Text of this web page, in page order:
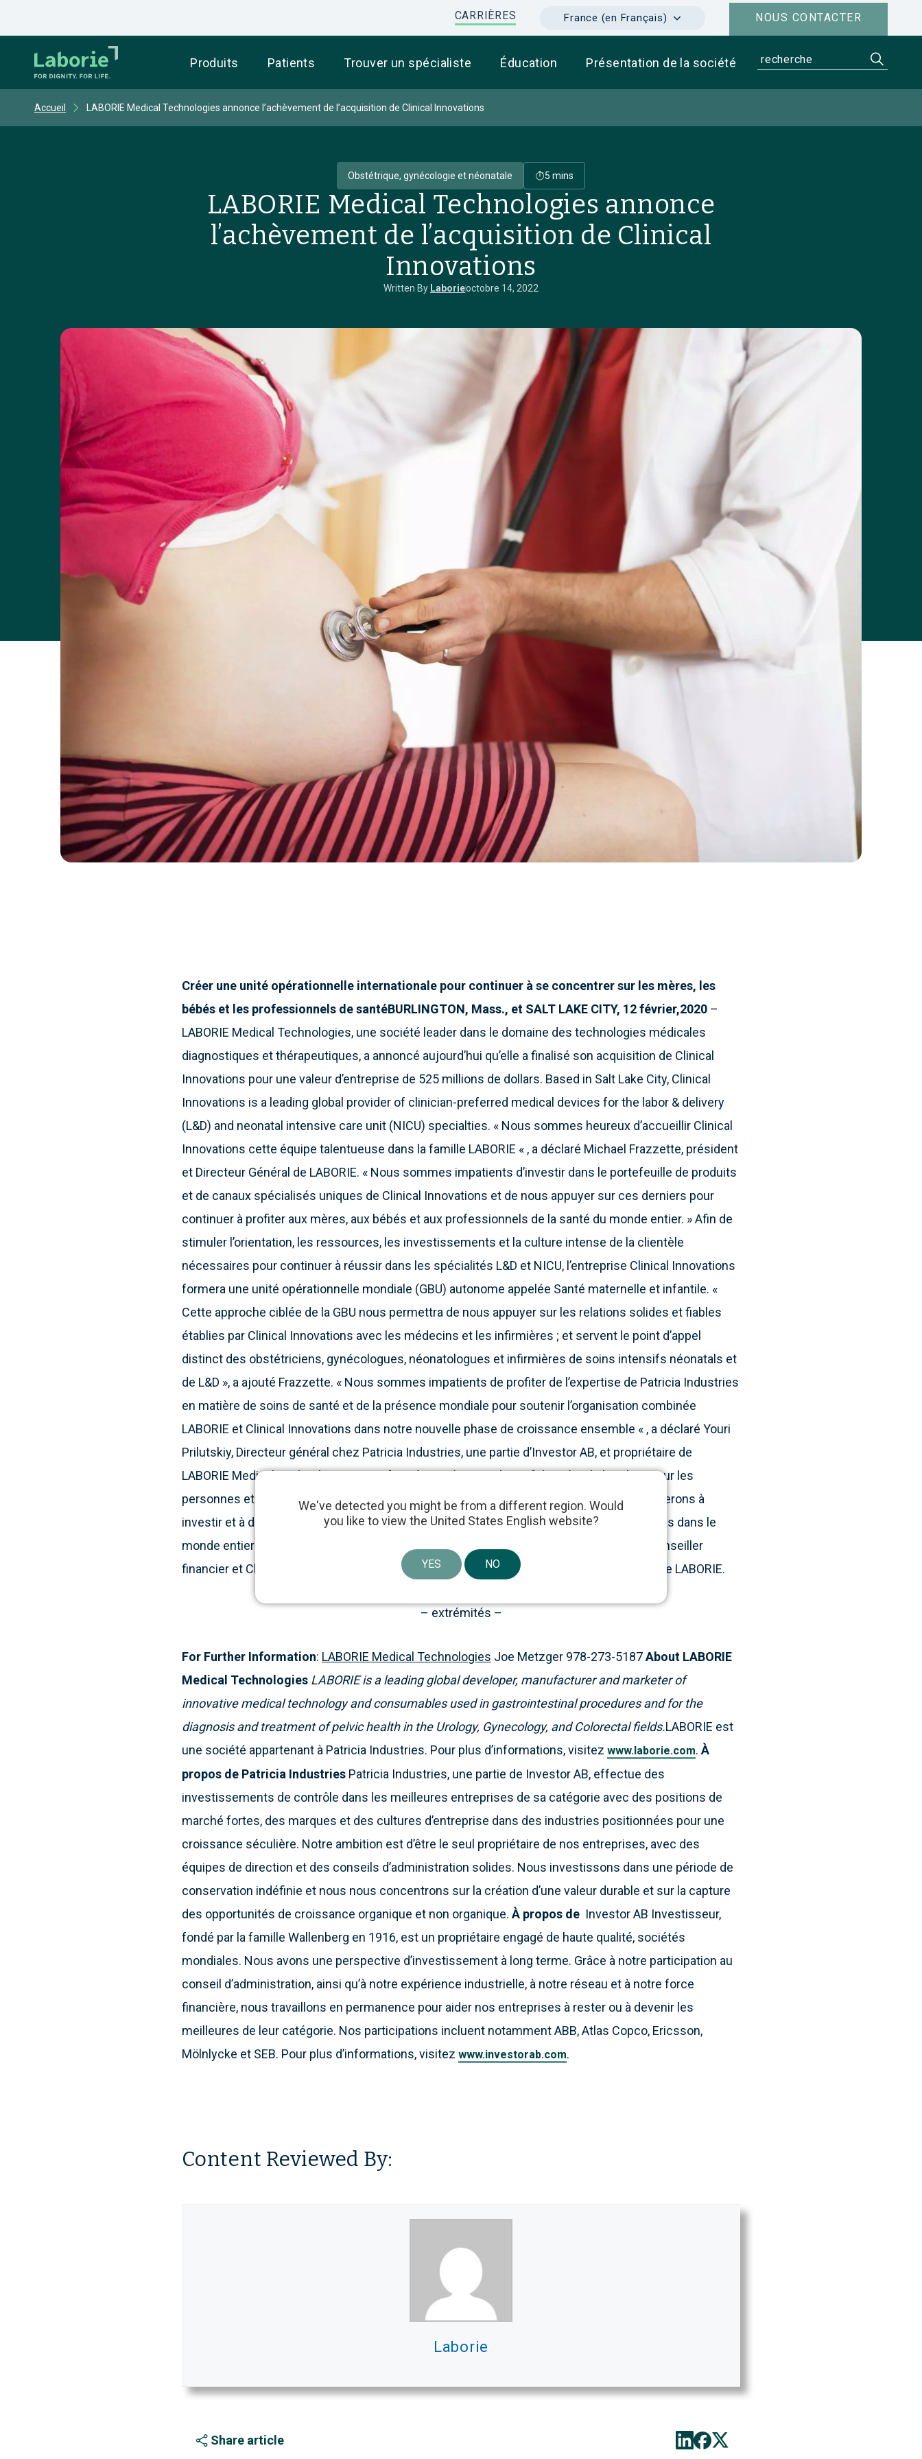
NOUS CONTACTER
France (en Français)
CARRIÈRES
Produits Patients Trouver un spécialiste Éducation Présentation de la société
Accueil LABORIE Medical Technologies annonce l’achèvement de l’acquisition de Clinical Innovations
Obstétrique, gynécologie et néonatale 5 mins
LABORIE Medical Technologies annonce
l’achèvement de l’acquisition de Clinical
Innovations
Written By Laborieoctobre 14, 2022
Créer une unité opérationnelle internationale pour continuer à se concentrer sur les mères, les
bébés et les professionnels de santéBURLINGTON, Mass., et SALT LAKE CITY, 12 février,2020 –
LABORIE Medical Technologies, une société leader dans le domaine des technologies médicales
diagnostiques et thérapeutiques, a annoncé aujourd’hui qu’elle a finalisé son acquisition de Clinical
Innovations pour une valeur d’entreprise de 525 millions de dollars. Based in Salt Lake City, Clinical
Innovations is a leading global provider of clinician-preferred medical devices for the labor & delivery
(L&D) and neonatal intensive care unit (NICU) specialties. « Nous sommes heureux d’accueillir Clinical
Innovations cette équipe talentueuse dans la famille LABORIE « , a déclaré Michael Frazzette, président
et Directeur Général de LABORIE. « Nous sommes impatients d’investir dans le portefeuille de produits
et de canaux spécialisés uniques de Clinical Innovations et de nous appuyer sur ces derniers pour
continuer à profiter aux mères, aux bébés et aux professionnels de la santé du monde entier. » Afin de
stimuler l’orientation, les ressources, les investissements et la culture intense de la clientèle
nécessaires pour continuer à réussir dans les spécialités L&D et NICU, l’entreprise Clinical Innovations
formera une unité opérationnelle mondiale (GBU) autonome appelée Santé maternelle et infantile. «
Cette approche ciblée de la GBU nous permettra de nous appuyer sur les relations solides et fiables
établies par Clinical Innovations avec les médecins et les infirmières ; et servent le point d’appel
distinct des obstétriciens, gynécologues, néonatologues et infirmières de soins intensifs néonatals et
de L&D », a ajouté Frazzette. « Nous sommes impatients de profiter de l’expertise de Patricia Industries
en matière de soins de santé et de la présence mondiale pour soutenir l’organisation combinée
LABORIE et Clinical Innovations dans notre nouvelle phase de croissance ensemble « , a déclaré Youri
Prilutskiy, Directeur général chez Patricia Industries, une partie d’Investor AB, et propriétaire de
LABORIE Medical Technologies. « Conformément à notre objectif de créer de la valeur pour les
personnes et la société en construisant des entreprises fortes et durables, nous continuerons à
investir et à développer l’entreprise afin d’améliorer les résultats cliniques pour les patients dans le
monde entier pendant de nombreuses années à venir. » Piper Jaffray a agi en tant que conseiller
financier et Cleary Gottlieb Steen & Hamilton LLP en tant que conseiller juridique auprès de LABORIE.
– extrémités –
For Further Information: LABORIE Medical Technologies Joe Metzger 978-273-5187About LABORIE
Medical Technologies LABORIE is a leading global developer, manufacturer and marketer of
innovative medical technology and consumables used in gastrointestinal procedures and for the
diagnosis and treatment of pelvic health in the Urology, Gynecology, and Colorectal fields.LABORIE est
une société appartenant à Patricia Industries. Pour plus d’informations, visitez www.laborie.com.À
propos de Patricia Industries Patricia Industries, une partie de Investor AB, effectue des
investissements de contrôle dans les meilleures entreprises de sa catégorie avec des positions de
marché fortes, des marques et des cultures d’entreprise dans des industries positionnées pour une
croissance séculière. Notre ambition est d’être le seul propriétaire de nos entreprises, avec des
équipes de direction et des conseils d’administration solides. Nous investissons dans une période de
conservation indéfinie et nous nous concentrons sur la création d’une valeur durable et sur la capture
des opportunités de croissance organique et non organique.À propos de Investor AB Investisseur,
fondé par la famille Wallenberg en 1916, est un propriétaire engagé de haute qualité, sociétés
mondiales. Nous avons une perspective d’investissement à long terme. Grâce à notre participation au
conseil d’administration, ainsi qu’à notre expérience industrielle, à notre réseau et à notre force
financière, nous travaillons en permanence pour aider nos entreprises à rester ou à devenir les
meilleures de leur catégorie. Nos participations incluent notamment ABB, Atlas Copco, Ericsson,
Mölnlycke et SEB. Pour plus d’informations, visitez www.investorab.com.
Content Reviewed By:
Laborie
Share article
We've detected you might be from a different region. Would
you like to view the United States English website?
YES NO